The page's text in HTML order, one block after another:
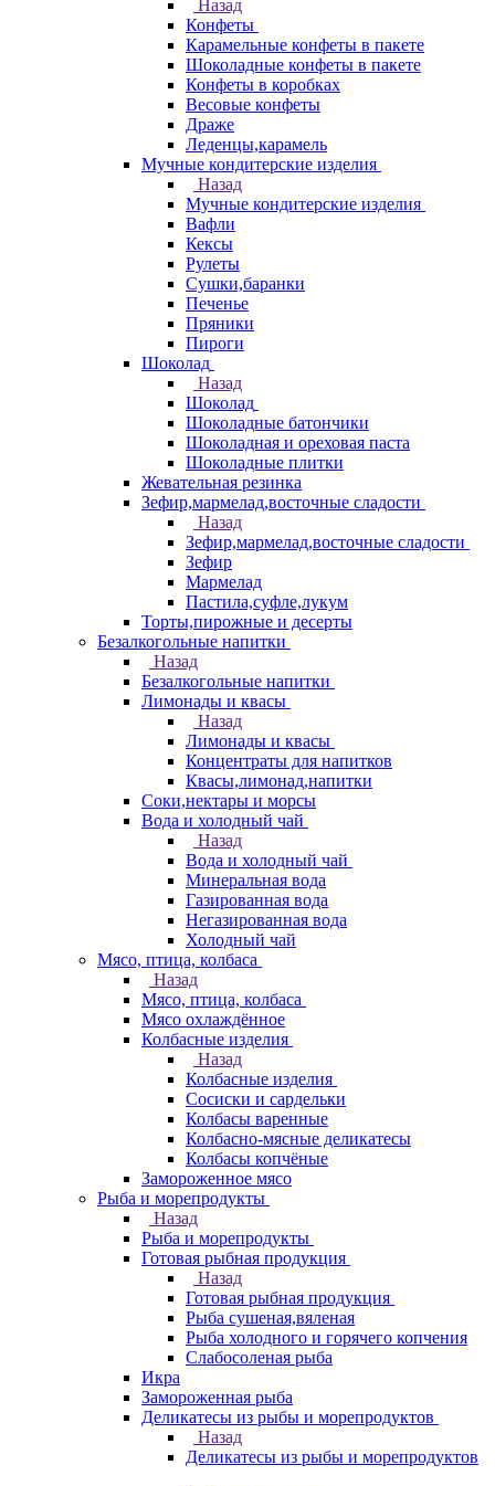
Назад
Конфеты
Карамельные конфеты в пакете
Шоколадные конфеты в пакете
Конфеты в коробках
Весовые конфеты
Драже
Леденцы,карамель
Мучные кондитерские изделия
Назад
Мучные кондитерские изделия
Вафли
Кексы
Рулеты
Сушки,баранки
Печенье
Пряники
Пироги
Шоколад
Назад
Шоколад
Шоколадные батончики
Шоколадная и ореховая паста
Шоколадные плитки
Жевательная резинка
Зефир,мармелад,восточные сладости
Назад
Зефир,мармелад,восточные сладости
Зефир
Мармелад
Пастила,суфле,лукум
Торты,пирожные и десерты
Безалкогольные напитки
Назад
Безалкогольные напитки
Лимонады и квасы
Назад
Лимонады и квасы
Концентраты для напитков
Квасы,лимонад,напитки
Соки,нектары и морсы
Вода и холодный чай
Назад
Вода и холодный чай
Минеральная вода
Газированная вода
Негазированная вода
Холодный чай
Мясо, птица, колбаса
Назад
Мясо, птица, колбаса
Мясо охлаждённое
Колбасные изделия
Назад
Колбасные изделия
Сосиски и сардельки
Колбасы варенные
Колбасно-мясные деликатесы
Колбасы копчёные
Замороженное мясо
Рыба и морепродукты
Назад
Рыба и морепродукты
Готовая рыбная продукция
Назад
Готовая рыбная продукция
Рыба сушеная,вяленая
Рыба холодного и горячего копчения
Слабосоленая рыба
Икра
Замороженная рыба
Деликатесы из рыбы и морепродуктов
Назад
Деликатесы из рыбы и морепродуктов